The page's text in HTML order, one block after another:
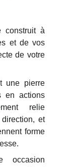
construit à
et de vos
de votre
une pierre
en actions
relie
et
forme
occasion